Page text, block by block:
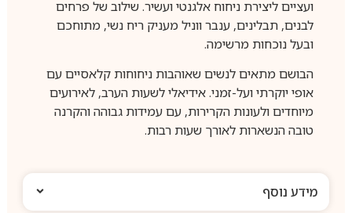
ועציים ליצירת ניחוח אלגנטי ועשיר. שילוב של פרחים
לבנים, תבלינים, ענבר ווניל מעניק ריח נשי, מתוחכם
ובעל נוכחות מרשימה.
הבושם מתאים לנשים שאוהבות ניחוחות קלאסיים עם
אופי יוקרתי ועל-זמני. אידיאלי לשעות הערב, לאירועים
מיוחדים ולעונות הקרירות, עם עמידות גבוהה והקרנה
טובה הנשארות לאורך שעות רבות.
מידע נוסף